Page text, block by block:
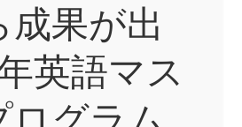
成果が出
英語マス